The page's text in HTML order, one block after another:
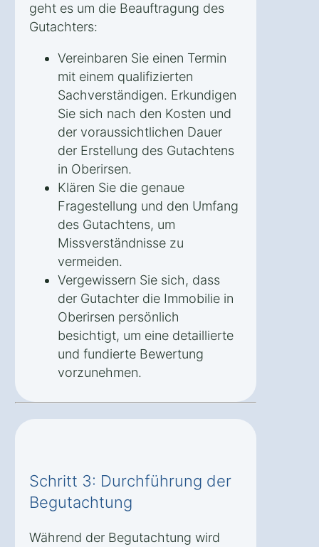
geht es um die Beauftragung des
Gutachters:
Vereinbaren Sie einen Termin
mit einem qualifizierten
Sachverständigen. Erkundigen
Sie sich nach den Kosten und
der voraussichtlichen Dauer
der Erstellung des Gutachtens
in Oberirsen.
Klären Sie die genaue
Fragestellung und den Umfang
des Gutachtens, um
Missverständnisse zu
vermeiden.
Vergewissern Sie sich, dass
der Gutachter die Immobilie in
Oberirsen persönlich
besichtigt, um eine detaillierte
und fundierte Bewertung
vorzunehmen.
Schritt 3: Durchführung der
Begutachtung
Während der Begutachtung wird